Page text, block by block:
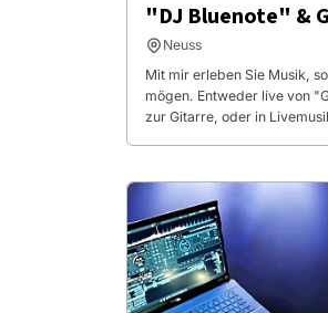
"DJ Bluenote" &
Neuss
Mit mir erleben Sie Musik,
mögen. Entweder live von
zur Gitarre, oder in